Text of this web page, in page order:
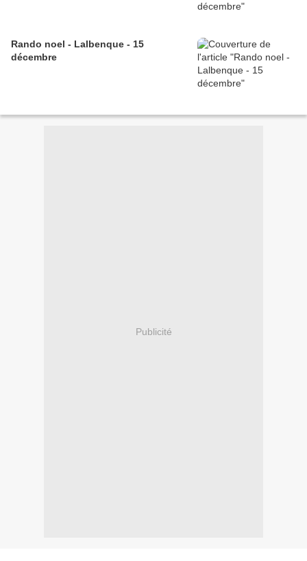
Rando noel - Lalbenque - 15
décembre
Publicité